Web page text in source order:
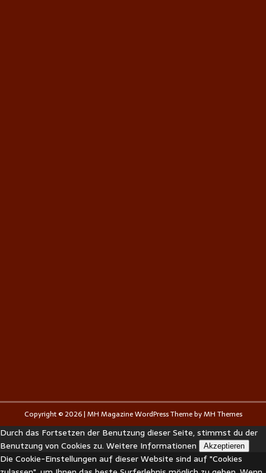
Copyright © 2026 | MH Magazine WordPress Theme byMH Themes
Durch das Fortsetzen der Benutzung dieser Seite, stimmst du der
Benutzung von Cookies zu. Weitere Informationen Akzeptieren
Die Cookie-Einstellungen auf dieser Website sind auf "Cookies